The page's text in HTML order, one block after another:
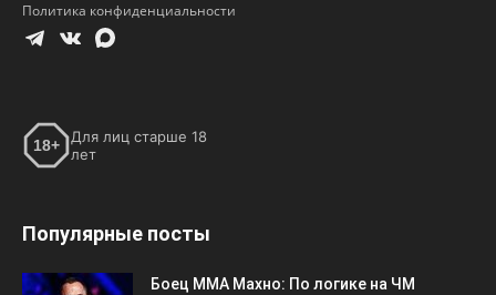
Политика конфиденциальности
18+
Для лиц старше 18
лет
Популярные посты
Боец ММА Махно: По логике на ЧМ